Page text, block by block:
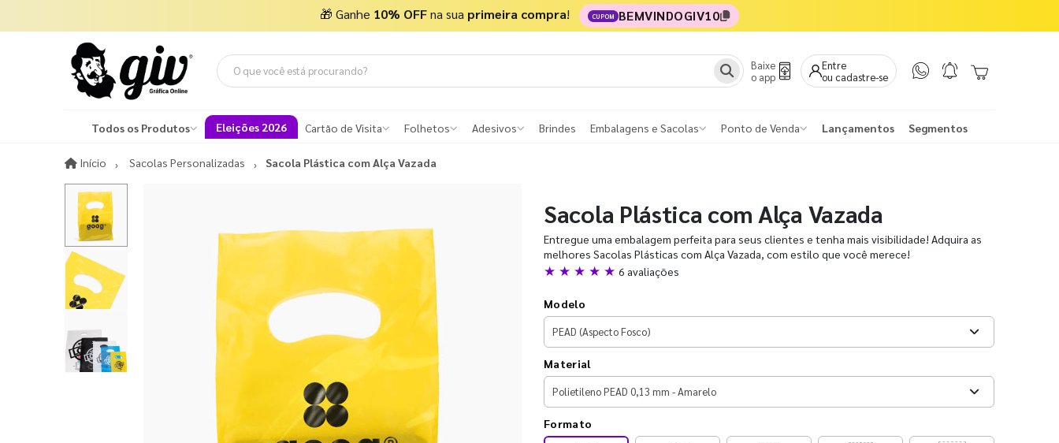
🎁 Ganhe 10% OFFna sua primeira compra! CUPOM BEMVINDOGIV10
Baixe
o app
Entre
ou cadastre-se
Todos os Produtos Eleições 2026 Cartão de Visita Folhetos Adesivos Brindes Embalagens e Sacolas Ponto de Venda Lançamentos Segmentos
Início InícioSacolas Personalizadas Sacola Plástica com Alça Vazada
Sacola Plástica com Alça Vazada
Entregue uma embalagem perfeita para seus clientes e tenha mais visibilidade! Adquira as
melhores Sacolas Plásticas com Alça Vazada, com estilo que você merece!
★ ★ ★ ★ ★ 6 avaliações
Modelo
Material
Formato